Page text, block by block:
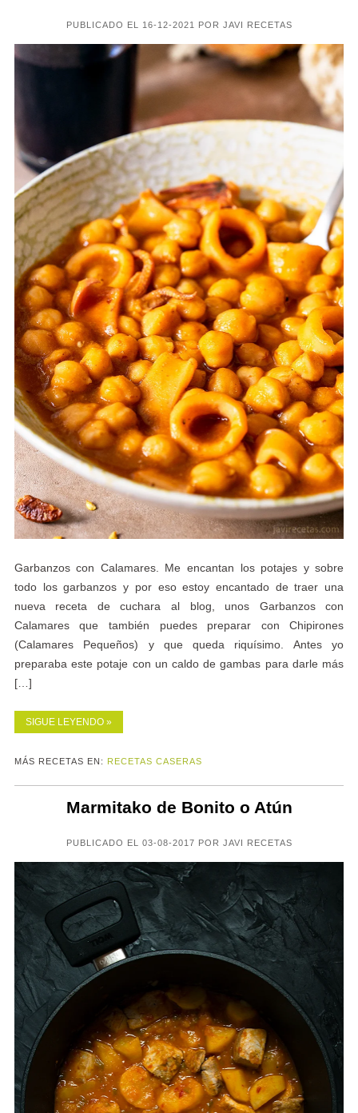
PUBLICADO EL 16-12-2021 POR JAVI RECETAS
Garbanzos con Calamares. Me encantan los potajes y sobre
todo los garbanzos y por eso estoy encantado de traer una
nueva receta de cuchara al blog, unos Garbanzos con
Calamares que también puedes preparar con Chipirones
(Calamares Pequeños) y que queda riquísimo. Antes yo
preparaba este potaje con un caldo de gambas para darle más
[…]
SIGUE LEYENDO »
MÁS RECETAS EN: RECETAS CASERAS
Marmitako de Bonito o Atún
PUBLICADO EL 03-08-2017 POR JAVI RECETAS